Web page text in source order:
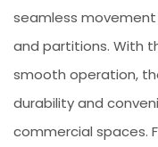
seamless
and partitions. With
smooth operation,
durability and
commercial spaces.